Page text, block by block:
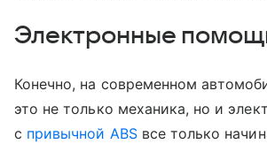
Электронные
Конечно, на современном
это не только механика, но и
с привычной ABSвсе только